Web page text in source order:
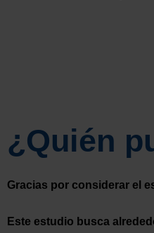
¿Quién
Gracias por considerar el
Este estudio busca